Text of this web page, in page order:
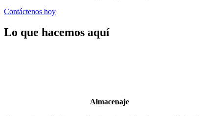
Contáctenos hoy
Lo que hacemos aquí
Almacenaje